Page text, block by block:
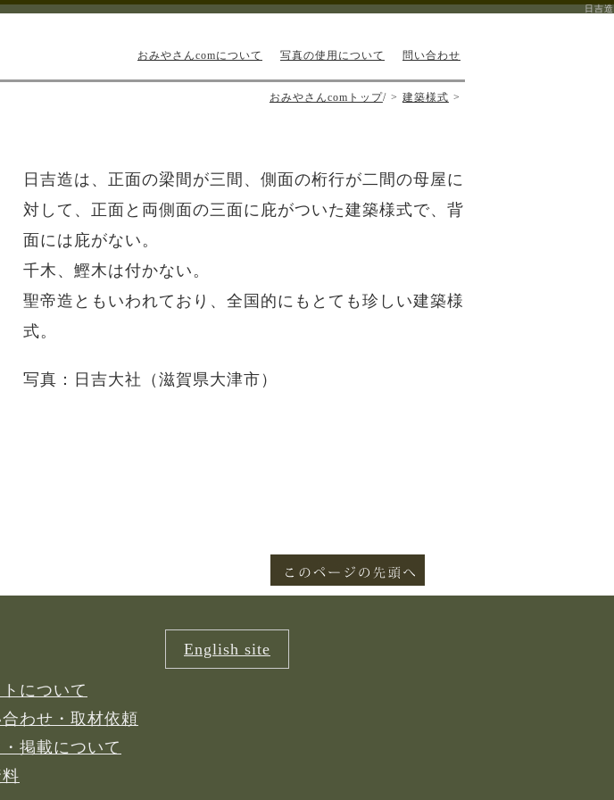
日吉造
おみやさんcomについて 写真の使用について 問い合わせ
おみやさんcomトップ/ 建築様式
日吉造は、正面の梁間が三間、側面の桁行が二間の母屋に
対して、正面と両側面の三面に庇がついた建築様式で、背
面には庇がない。
千木、鰹木は付かない。
聖帝造ともいわれており、全国的にもとても珍しい建築様
式。
写真：日吉大社（滋賀県大津市）
について
わせ・取材依頼
・掲載について
English site